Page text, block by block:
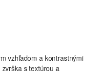
vzhľadom a kontrastnými
s textúrou a